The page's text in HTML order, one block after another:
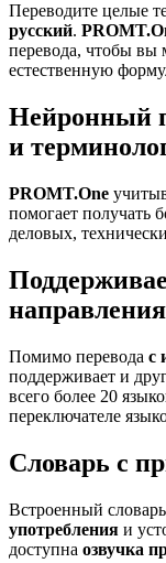
Переводите целые
русский.
перевода, чтобы вы
естественную
Нейронный
и
PROMT.One
помогает получать
деловых,
Помимо перевода с
поддерживает и
всего более 20
переключателе
Словарь с
Встроенный
употребления и
доступна озвучка